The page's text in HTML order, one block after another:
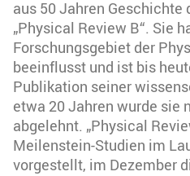
aus 50 Jahren
„Physical Review B“. Sie
Forschungsgebiet der
beeinflusst und ist bis
Publikation seiner
etwa 20 Jahren wurde sie
abgelehnt. „Physical
Meilenstein-Studien im
vorgestellt, im Dezember